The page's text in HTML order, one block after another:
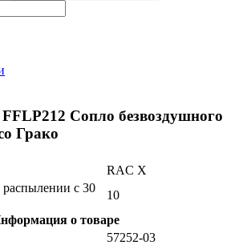
Сопло безвоздушного
Грако
RAC X
с 30
10
о товаре
57252-03